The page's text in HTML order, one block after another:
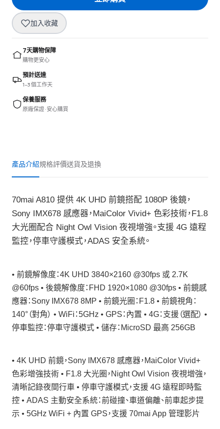
加入收藏
7天購物保障
購物更安心
預計送達
1–3 個工作天
保養服務
原廠保證 · 安心購買
產品介紹規格評價送貨及退換
70mai A810 提供 4K UHD 前鏡搭配 1080P 後鏡，
Sony IMX678 感應器，MaiColor Vivid+ 色彩技術，F1.8
大光圈配合 Night Owl Vision 夜視增強。支援 4G 遠程
監控，停車守護模式，ADAS 安全系統。
• 前鏡解像度：4K UHD 3840×2160 @30fps 或 2.7K
@60fps • 後鏡解像度：FHD 1920×1080 @30fps • 前鏡感
應器：Sony IMX678 8MP • 前鏡光圈：F1.8 • 前鏡視角：
140°（對角） • WiFi：5GHz • GPS：內置 • 4G：支援（選配） •
停車監控：停車守護模式 • 儲存：MicroSD 最高 256GB
• 4K UHD 前鏡，Sony IMX678 感應器，MaiColor Vivid+
色彩增強技術 • F1.8 大光圈，Night Owl Vision 夜視增強，
清晰記錄夜間行車 • 停車守護模式，支援 4G 遠程即時監
控 • ADAS 主動安全系統：前碰撞、車道偏離、前車起步提
示 • 5GHz WiFi + 內置 GPS，支援 70mai App 管理影片